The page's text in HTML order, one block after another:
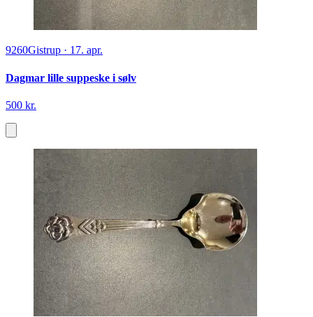
9260Gistrup · 17. apr.
Dagmar lille suppeske i sølv
500 kr.